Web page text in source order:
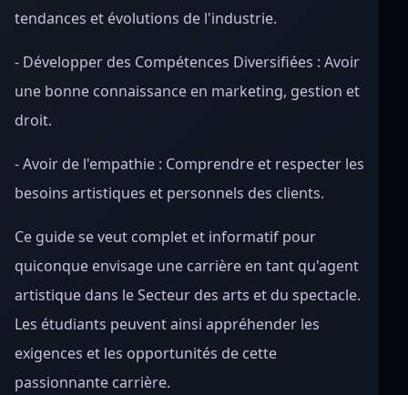
tendances et évolutions de l'industrie.
- Développer des Compétences Diversifiées : Avoir
une bonne connaissance en marketing, gestion et
droit.
- Avoir de l'empathie : Comprendre et respecter les
besoins artistiques et personnels des clients.
Ce guide se veut complet et informatif pour
quiconque envisage une carrière en tant qu'agent
artistique dans le Secteur des arts et du spectacle.
Les étudiants peuvent ainsi appréhender les
exigences et les opportunités de cette
passionnante carrière.